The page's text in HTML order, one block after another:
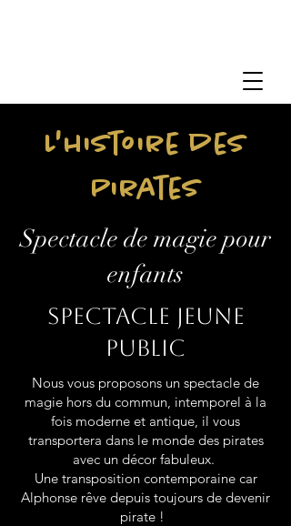
L'histoire des
Pirates
Spectacle de magie pour
enfants
Spectacle jeune
public
Nous vous proposons un spectacle de
magie hors du commun, intemporel à la
fois moderne et antique, il vous
transportera dans le monde des pirates
avec un décor fabuleux.
Une transposition contemporaine car
Alphonse rêve depuis toujours de devenir
pirate !